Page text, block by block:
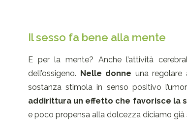
Il sesso fa bene alla mente
E per la mente? Anche l’attività
dell’ossigeno. Nelle donne una regolare
sostanza stimola in senso positivo
addirittura un effetto che favorisce la
e poco propensa alla dolcezza diciamo